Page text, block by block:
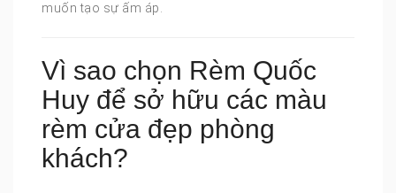
muốn tạo sự ấm áp.
Vì sao chọn Rèm Quốc
Huy để sở hữu các màu
rèm cửa đẹp phòng
khách?